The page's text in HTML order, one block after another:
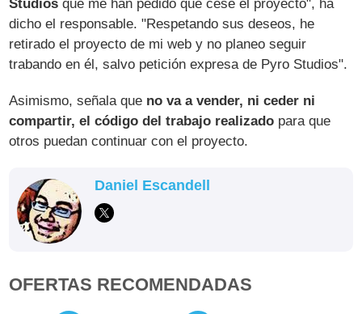
Studios que me han pedido que cese el proyecto", ha
dicho el responsable. "Respetando sus deseos, he
retirado el proyecto de mi web y no planeo seguir
trabando en él, salvo petición expresa de Pyro Studios".
Asimismo, señala que no va a vender, ni ceder ni
compartir, el código del trabajo realizado para que
otros puedan continuar con el proyecto.
Daniel Escandell
OFERTAS RECOMENDADAS